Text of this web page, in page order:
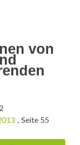
von
, Seite 55